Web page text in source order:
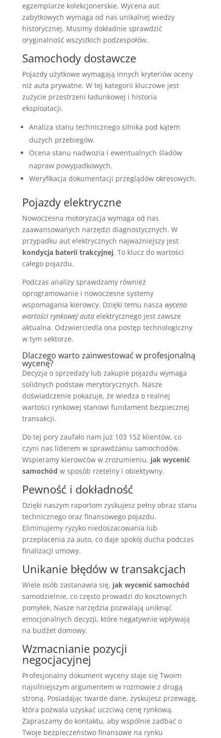
egzemplarze kolekcjonerskie. Wycena aut
zabytkowych wymaga od nas unikalnej wiedzy
historycznej. Musimy dokładnie sprawdzić
oryginalność wszystkich podzespołów.
Samochody dostawcze
Pojazdy użytkowe wymagają innych kryteriów oceny
niż auta prywatne. W tej kategorii kluczowe jest
zużycie przestrzeni ładunkowej i historia
eksploatacji.
Analiza stanu technicznego silnika pod kątem
dużych przebiegów.
Ocena stanu nadwozia i ewentualnych śladów
napraw powypadkowych.
Weryfikacja dokumentacji przeglądów okresowych.
Pojazdy elektryczne
Nowoczesna motoryzacja wymaga od nas
zaawansowanych narzędzi diagnostycznych. W
przypadku aut elektrycznych najważniejszy jest
kondycja baterii trakcyjnej. To klucz do wartości
całego pojazdu.
Podczas analizy sprawdzamy również
oprogramowanie i nowoczesne systemy
wspomagania kierowcy. Dzięki temu nasza wycena
wartości rynkowej autaelektrycznego jest zawsze
aktualna. Odzwierciedla ona postęp technologiczny
w tym sektorze.
Dlaczego warto zainwestować w profesjonalną
wycenę?
Decyzja o sprzedaży lub zakupie pojazdu wymaga
solidnych podstaw merytorycznych. Nasze
doświadczenie pokazuje, że wiedza o realnej
wartości rynkowej stanowi fundament bezpiecznej
transakcji.
Do tej pory zaufało nam już 103 152 klientów, co
czyni nas liderem w sprawdzaniu samochodów.
Wspieramy kierowców w zrozumieniu, jak wycenić
samochód w sposób rzetelny i obiektywny.
Pewność i dokładność
Dzięki naszym raportom zyskujesz pełny obraz stanu
technicznego oraz finansowego pojazdu.
Eliminujemy ryzyko niedoszacowania lub
przepłacenia za auto, co daje spokój ducha podczas
finalizacji umowy.
Unikanie błędów w transakcjach
Wiele osób zastanawia się, jak wycenić samochód
samodzielnie, co często prowadzi do kosztownych
pomyłek. Nasze narzędzia pozwalają uniknąć
emocjonalnych decyzji, które negatywnie wpływają
na budżet domowy.
Wzmacnianie pozycji
negocjacyjnej
Profesjonalny dokument wyceny staje się Twoim
najsilniejszym argumentem w rozmowie z drugą
stroną. Posiadając twarde dane, zyskujesz przewagę,
która pozwala uzyskać uczciwą cenę rynkową.
Zapraszamy do kontaktu, aby wspólnie zadbać o
Twoje bezpieczeństwo finansowe na rynku